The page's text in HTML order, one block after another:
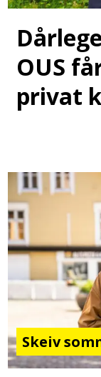
OUS
privat
Skeiv